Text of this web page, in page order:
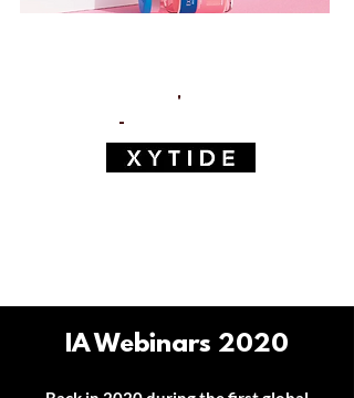
'
-
IA Webinars 2020